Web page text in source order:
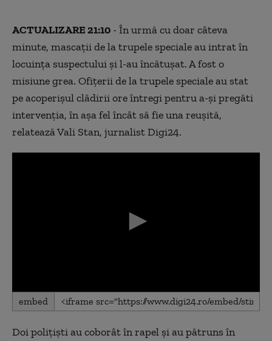
ACTUALIZARE 21:10 - În urmă cu doar câteva
minute, mascații de la trupele speciale au intrat în
locuința suspectului și l-au încătușat. A fost o
misiune grea. Ofițerii de la trupele speciale au stat
pe acoperișul clădirii ore întregi pentru a-și pregăti
intervenția, în așa fel încât să fie una reușită,
relatează Vali Stan, jurnalist Digi24.
0
seconds
seconds
embed
Doi polițiști au coborât în rapel și au pătruns în